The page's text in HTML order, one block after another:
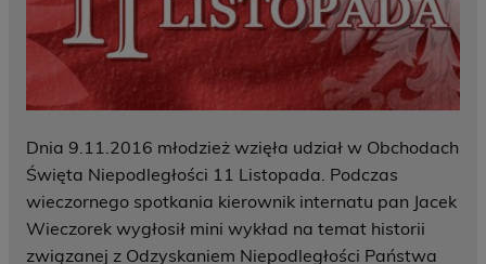
Dnia 9.11.2016 młodzież wzięła udział w Obchodach
Święta Niepodległości 11 Listopada. Podczas
wieczornego spotkania kierownik internatu pan Jacek
Wieczorek wygłosił mini wykład na temat historii
związanej z Odzyskaniem Niepodległości Państwa